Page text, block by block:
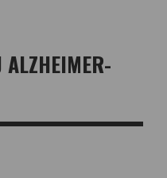
ALZHEIMER-